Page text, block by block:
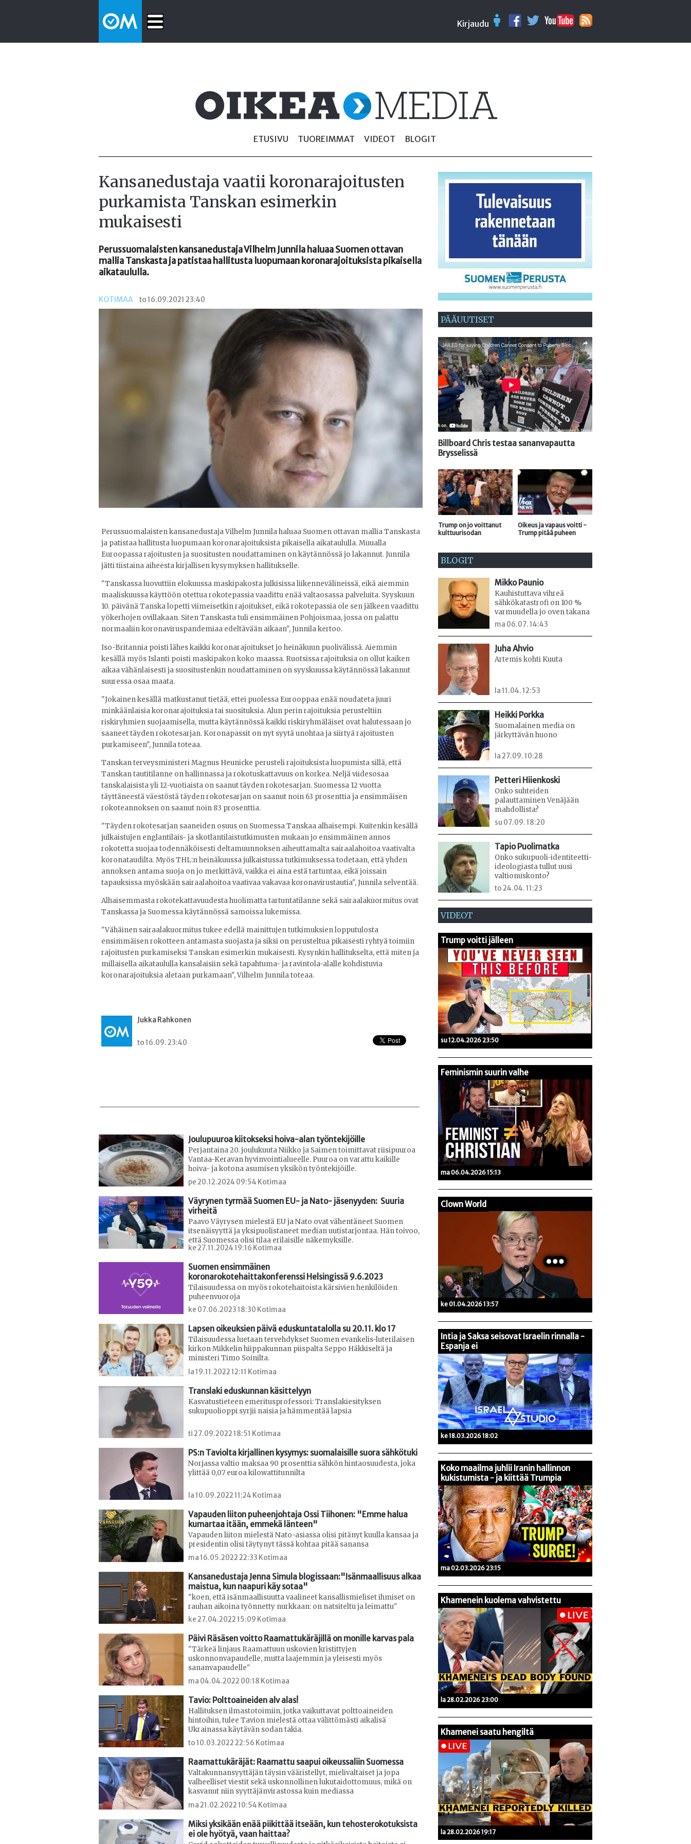
Kirjaudu
ETUSIVU TUOREIMMAT VIDEOT BLOGIT
Kansanedustaja vaatii koronarajoitusten
purkamista Tanskan esimerkin
mukaisesti
Perussuomalaisten kansanedustaja Vilhelm Junnila haluaa Suomen ottavan
mallia Tanskasta ja patistaa hallitusta luopumaan koronarajoituksista pikaisella
aikataululla.
KOTIMAA to 16.09.2021 23:40
Perussuomalaisten kansanedustaja Vilhelm Junnila haluaa Suomen ottavan mallia Tanskasta
ja patistaa hallitusta luopumaan koronarajoituksista pikaisella aikataululla. Muualla
Euroopassa rajoitusten ja suositusten noudattaminen on käytännössä jo lakannut. Junnila
jätti tiistaina aiheesta kirjallisen kysymyksen hallitukselle.
"Tanskassa luovuttiin elokuussa maskipakosta julkisissa liikennevälineissä, eikä aiemmin
maaliskuussa käyttöön otettua rokotepassia vaadittu enää valtaosassa palveluita. Syyskuun
10. päivänä Tanska lopetti viimeisetkin rajoitukset, eikä rokotepassia ole sen jälkeen vaadittu
yökerhojen ovillakaan. Siten Tanskasta tuli ensimmäinen Pohjoismaa, jossa on palattu
normaaliin koronaviruspandemiaa edeltävään aikaan", Junnila kertoo.
Iso-Britannia poisti lähes kaikki koronarajoitukset jo heinäkuun puolivälissä. Aiemmin
kesällä myös Islanti poisti maskipakon koko maassa. Ruotsissa rajoituksia on ollut kaiken
aikaa vähänlaisesti ja suositustenkin noudattaminen on syyskuussa käytännössä lakannut
suuressa osaa maata.
"Jokainen kesällä matkustanut tietää, ettei puolessa Eurooppaa enää noudateta juuri
minkäänlaisia koronarajoituksia tai suosituksia. Alun perin rajoituksia perusteltiin
riskiryhmien suojaamisella, mutta käytännössä kaikki riskiryhmäläiset ovat halutessaan jo
saaneet täyden rokotesarjan. Koronapassit on nyt syytä unohtaa ja siirtyä rajoitusten
purkamiseen", Junnila toteaa.
Tanskan terveysministeri Magnus Heunicke perusteli rajoituksista luopumista sillä, että
Tanskan tautitilanne on hallinnassa ja rokotuskattavuus on korkea. Neljä viidesosaa
tanskalaisista yli 12-vuotiaista on saanut täyden rokotesarjan. Suomessa 12 vuotta
täyttäneestä väestöstä täyden rokotesarjan on saanut noin 63 prosenttia ja ensimmäisen
rokoteannoksen on saanut noin 83 prosenttia.
"Täyden rokotesarjan saaneiden osuus on Suomessa Tanskaa alhaisempi. Kuitenkin kesällä
julkaistujen englantilais- ja skotlantilaistutkimusten mukaan jo ensimmäinen annos
rokotetta suojaa todennäköisesti deltamuunnoksen aiheuttamalta sairaalahoitoa vaativalta
koronataudilta. Myös THL:n heinäkuussa julkaistussa tutkimuksessa todetaan, että yhden
annoksen antama suoja on jo merkittävä, vaikka ei aina estä tartuntaa, eikä joissain
tapauksissa myöskään sairaalahoitoa vaativaa vakavaa koronavirustautia", Junnila selventää.
Alhaisemmasta rokotekattavuudesta huolimatta tartuntatilanne sekä sairaalakuormitus ovat
Tanskassa ja Suomessa käytännössä samoissa lukemissa.
"Vähäinen sairaalakuormitus tukee edellä mainittujen tutkimuksien lopputulosta
ensimmäisen rokotteen antamasta suojasta ja siksi on perusteltua pikaisesti ryhtyä toimiin
rajoitusten purkamiseksi Tanskan esimerkin mukaisesti. Kysynkin hallitukselta, että miten ja
millaisella aikataululla kansalaisiin sekä tapahtuma- ja ravintola-alalle kohdistuvia
koronarajoituksia aletaan purkamaan", Vilhelm Junnila toteaa.
Jukka Rahkonen
to 16.09. 23:40
Joulupuuroa kiitokseksi hoiva-alan työntekijöille
Perjantaina 20. joulukuuta Niikko ja Saimen toimittavat riisipuuroa
Vantaa-Keravan hyvinvointialueelle. Puuroa on varattu kaikille
hoiva- ja kotona asumisen yksikön työntekijöille.
pe 20.12.2024 09:54 Kotimaa
Väyrynen tyrmää Suomen EU- ja Nato- jäsenyyden:  Suuria
virheitä
Paavo Väyrysen mielestä EU ja Nato ovat vähentäneet Suomen
itsenäisyyttä ja yksipuolistaneet median uutistarjontaa. Hän toivoo,
että Suomessa olisi tilaa erilaisille näkemyksille.
ke 27.11.2024 19:16 Kotimaa
Suomen ensimmäinen
koronarokotehaittakonferenssi Helsingissä 9.6.2023
Tilaisuudessa on myös rokotehaitoista kärsivien henkilöiden
puheenvuoroja
ke 07.06.2023 18:30 Kotimaa
Lapsen oikeuksien päivä eduskuntatalolla su 20.11. klo 17
Tilaisuudessa luetaan tervehdykset Suomen evankelis-luterilaisen
kirkon Mikkelin hiippakunnan piispalta Seppo Häkkiseltä ja
ministeri Timo Soinilta.
la 19.11.2022 12:11 Kotimaa
Translaki eduskunnan käsittelyyn
Kasvatustieteen emeritusprofessori: Translakiesityksen
sukupuolioppi syrjii naisia ja hämmentää lapsia
ti 27.09.2022 18:51 Kotimaa
PS:n Taviolta kirjallinen kysymys: suomalaisille suora sähkötuki
Norjassa valtio maksaa 90 prosenttia sähkön hintaosuudesta, joka
ylittää 0,07 euroa kilowattitunnilta
la 10.09.2022 11:24 Kotimaa
Vapauden liiton puheenjohtaja Ossi Tiihonen: "Emme halua
kumartaa itään, emmekä länteen"
Vapauden liiton mielestä Nato-asiassa olisi pitänyt kuulla kansaa ja
presidentin olisi täytynyt tässä kohtaa pitää sanansa
ma 16.05.2022 22:33 Kotimaa
Kansanedustaja Jenna Simula blogissaan:"Isänmaallisuus alkaa
maistua, kun naapuri käy sotaa"
"koen, että isänmaallisuutta vaalineet kansallismieliset ihmiset on
rauhan aikoina työnnetty nurkkaan: on natsiteltu ja leimattu"
ke 27.04.2022 15:09 Kotimaa
Päivi Räsäsen voitto Raamattukäräjillä on monille karvas pala
"Tärkeä linjaus Raamattuun uskovien kristittyjen
uskonnonvapaudelle, mutta laajemmin ja yleisesti myös
sananvapaudelle"
ma 04.04.2022 00:18 Kotimaa
Tavio: Polttoaineiden alv alas!
Hallituksen ilmastotoimiin, jotka vaikuttavat polttoaineiden
hintoihin, tulee Tavion mielestä ottaa välittömästi aikalisä
Ukrainassa käytävän sodan takia.
to 10.03.2022 22:56 Kotimaa
Raamattukäräjät: Raamattu saapui oikeussaliin Suomessa
Valtakunnansyyttäjän täysin vääristellyt, mielivaltaiset ja jopa
valheelliset viestit sekä uskonnollinen lukutaidottomuus, mikä on
kasvanut niin syyttäjänvirastossa kuin mediassa
ma 21.02.2022 10:54 Kotimaa
Miksi yksikään enää piikittää itseään, kun tehosterokotuksista
ei ole hyötyä, vaan haittaa?
PÄÄUUTISET
Billboard Chris testaa sananvapautta
Brysselissä
Trump on jo voittanut
kulttuurisodan
Oikeus ja vapaus voitti -
Trump pitää puheen
BLOGIT
Mikko Paunio
Kauhistuttava vihreä
sähkökatastrofi on 100 %
varmuudella jo oven takana
ma 06.07. 14:43
Juha Ahvio
Artemis kohti Kuuta
la 11.04. 12:53
Heikki Porkka
Suomalainen media on
järkyttävän huono
la 27.09. 10:28
Petteri Hiienkoski
Onko suhteiden
palauttaminen Venäjään
mahdollista?
su 07.09. 18:20
Tapio Puolimatka
Onko sukupuoli-identiteetti-
ideologiasta tullut uusi
valtionuskonto?
to 24.04. 11:23
VIDEOT
Trump voitti jälleen
su 12.04.2026 23:50
Feminismin suurin valhe
ma 06.04.2026 15:13
Clown World
ke 01.04.2026 13:57
Intia ja Saksa seisovat Israelin rinnalla -
Espanja ei
ke 18.03.2026 18:02
Koko maailma juhlii Iranin hallinnon
kukistumista - ja kiittää Trumpia
ma 02.03.2026 23:15
Khamenein kuolema vahvistettu
la 28.02.2026 23:00
Khamenei saatu hengiltä
la 28.02.2026 19:17